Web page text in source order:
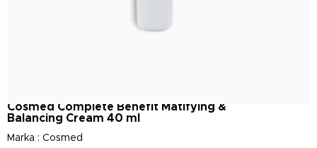
Cosmed Complete Benefit Matifying &
Balancing Cream 40 ml
Marka : Cosmed